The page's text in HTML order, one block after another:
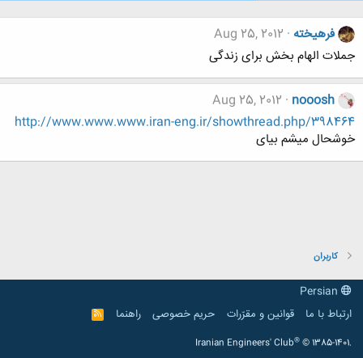
فرهيخته Aug 25, 2012
جملات الهام بخش برای زندگی
nooosh
Aug 25, 2012
http://www.www.www.iran-eng.ir/showthread.php/398464
خوشحال میشم بیای
کاربران
ارتباط با ما
قوانین و مقرّرات حریم خصوصی راهنما
R
S
Iranian Engineers' Club® © 1385-1401.